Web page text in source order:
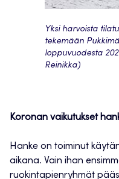
Yksi harvoista
tekemään
loppuvuodesta
Reinikka)
Koronan vaikutukset
Hanke on toiminut
aikana. Vain ihan
ruokintapienryhmät